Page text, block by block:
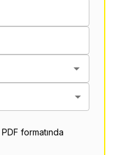
formatında